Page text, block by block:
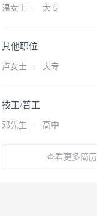
温女士 · 大专
其他职位
卢女士 · 大专
技工/普工
邓先生 · 高中
查看更多简历